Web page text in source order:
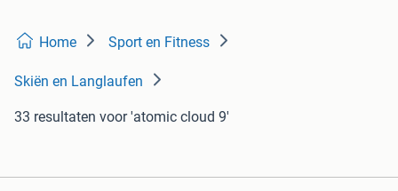
Home Sport en Fitness
Skiën en Langlaufen
33 resultaten voor 'atomic cloud 9'